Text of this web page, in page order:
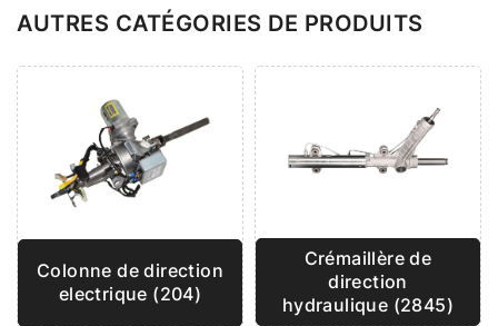
AUTRES CATÉGORIES DE PRODUITS
Colonne de direction
electrique (204)
Crémaillère de
direction
hydraulique (2845)